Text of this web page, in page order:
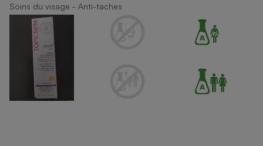
Soins du visage - Anti-taches